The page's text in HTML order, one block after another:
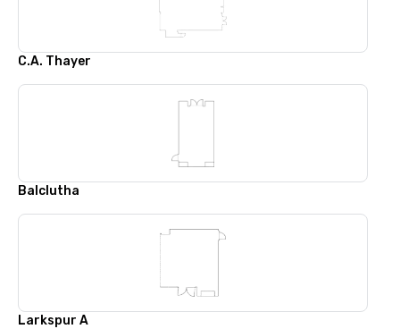
C.A. Thayer
Balclutha
Larkspur A